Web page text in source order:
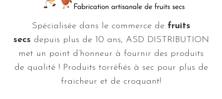
Spécialisée dans le commerce de fruits
secs depuis plus de 10 ans, ASD DISTRIBUTION
met un point d’honneur à fournir des produits
de qualité ! Produits torréfiés à sec pour plus de
fraicheur et de croquant!